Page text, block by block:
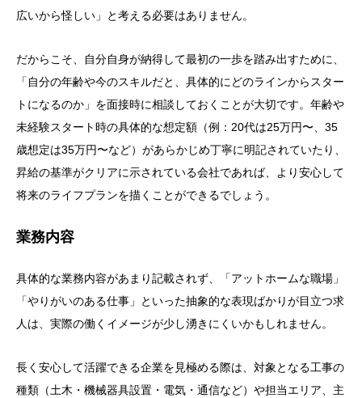
広いから怪しい」と考える必要はありません。
だからこそ、自分自身が納得して最初の一歩を踏み出すために、
「自分の年齢や今のスキルだと、具体的にどのラインからスター
トになるのか」を面接時に相談しておくことが大切です。年齢や
未経験スタート時の具体的な想定額（例：20代は25万円〜、35
歳想定は35万円〜など）があらかじめ丁寧に明記されていたり、
昇給の基準がクリアに示されている会社であれば、より安心して
将来のライフプランを描くことができるでしょう。
業務内容
具体的な業務内容があまり記載されず、「アットホームな職場」
「やりがいのある仕事」といった抽象的な表現ばかりが目立つ求
人は、実際の働くイメージが少し湧きにくいかもしれません。
長く安心して活躍できる企業を見極める際は、対象となる工事の
種類（土木・機械器具設置・電気・通信など）や担当エリア、主